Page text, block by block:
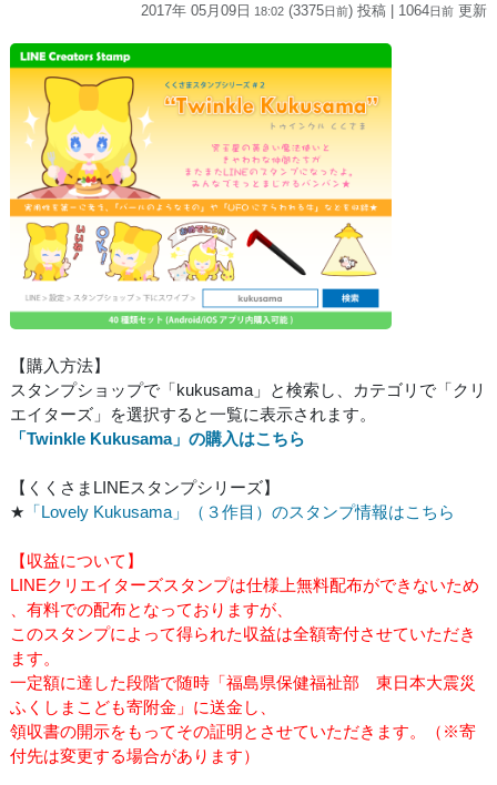
2017年 05月09日 18:02 (3375日前) 投稿 | 1064日前 更新
【購入方法】
スタンプショップで「kukusama」と検索し、カテゴリで「クリ
エイターズ」を選択すると一覧に表示されます。
「Twinkle Kukusama」の購入はこちら
【くくさまLINEスタンプシリーズ】
★ 「Lovely Kukusama」（３作目）のスタンプ情報はこちら
【収益について】
LINEクリエイターズスタンプは仕様上無料配布ができないため
、有料での配布となっておりますが、
このスタンプによって得られた収益は全額寄付させていただき
ます。
一定額に達した段階で随時「福島県保健福祉部 東日本大震災
ふくしまこども寄附金」に送金し、
領収書の開示をもってその証明とさせていただきます。（※寄
付先は変更する場合があります）